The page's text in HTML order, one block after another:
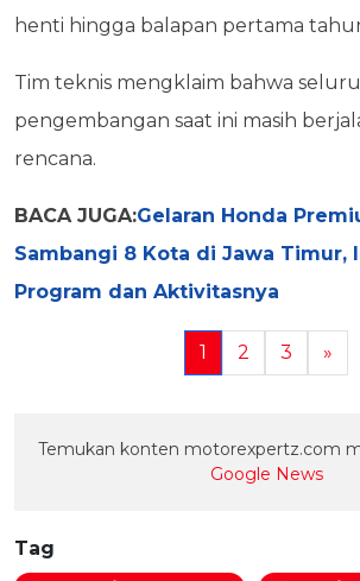
henti hingga balapan pertama
Tim teknis mengklaim bahwa
pengembangan saat ini masih
rencana.
BACA JUGA:Gelaran Honda
Sambangi 8 Kota di Jawa Timur,
Program dan Aktivitasnya
1 2 3 »
Temukan konten motorexpertz.com
Google News
Tag